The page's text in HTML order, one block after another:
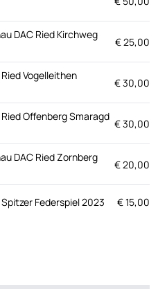
DAC Ried Kirchweg
€ 25,00
Vogelleithen
€ 30,00
Offenberg Smaragd
€ 30,00
DAC Ried Zornberg
€ 20,00
Federspiel 2023 € 15,00